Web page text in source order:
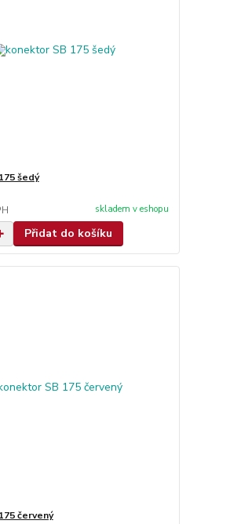
šedý
skladem v eshopu
Přidat do košíku
červený